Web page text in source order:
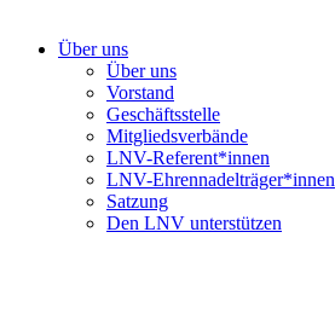
Über uns
Über uns
Vorstand
Geschäftsstelle
Mitgliedsverbände
LNV-Referent*innen
LNV-Ehrennadelträger*innen
Satzung
Den LNV unterstützen